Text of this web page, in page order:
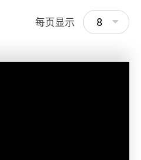
每页显示 8